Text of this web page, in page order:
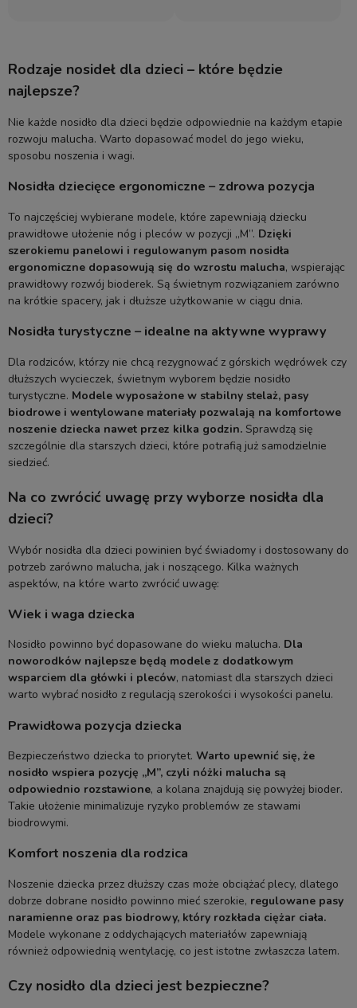
Rodzaje nosideł dla dzieci – które będzie
najlepsze?
Nie każde nosidło dla dzieci będzie odpowiednie na każdym etapie
rozwoju malucha. Warto dopasować model do jego wieku,
sposobu noszenia i wagi.
Nosidła dziecięce ergonomiczne – zdrowa pozycja
To najczęściej wybierane modele, które zapewniają dziecku
prawidłowe ułożenie nóg i pleców w pozycji „M”. Dzięki
szerokiemu panelowi i regulowanym pasom nosidła
ergonomiczne dopasowują się do wzrostu malucha, wspierając
prawidłowy rozwój bioderek. Są świetnym rozwiązaniem zarówno
na krótkie spacery, jak i dłuższe użytkowanie w ciągu dnia.
Nosidła turystyczne – idealne na aktywne wyprawy
Dla rodziców, którzy nie chcą rezygnować z górskich wędrówek czy
dłuższych wycieczek, świetnym wyborem będzie nosidło
turystyczne. Modele wyposażone w stabilny stelaż, pasy
biodrowe i wentylowane materiały pozwalają na komfortowe
noszenie dziecka nawet przez kilka godzin. Sprawdzą się
szczególnie dla starszych dzieci, które potrafią już samodzielnie
siedzieć.
Na co zwrócić uwagę przy wyborze nosidła dla
dzieci?
Wybór nosidła dla dzieci powinien być świadomy i dostosowany do
potrzeb zarówno malucha, jak i noszącego. Kilka ważnych
aspektów, na które warto zwrócić uwagę:
Wiek i waga dziecka
Nosidło powinno być dopasowane do wieku malucha. Dla
noworodków najlepsze będą modele z dodatkowym
wsparciem dla główki i pleców, natomiast dla starszych dzieci
warto wybrać nosidło z regulacją szerokości i wysokości panelu.
Prawidłowa pozycja dziecka
Bezpieczeństwo dziecka to priorytet. Warto upewnić się, że
nosidło wspiera pozycję „M”, czyli nóżki malucha są
odpowiednio rozstawione, a kolana znajdują się powyżej bioder.
Takie ułożenie minimalizuje ryzyko problemów ze stawami
biodrowymi.
Komfort noszenia dla rodzica
Noszenie dziecka przez dłuższy czas może obciążać plecy, dlatego
dobrze dobrane nosidło powinno mieć szerokie, regulowane pasy
naramienne oraz pas biodrowy, który rozkłada ciężar ciała.
Modele wykonane z oddychających materiałów zapewniają
również odpowiednią wentylację, co jest istotne zwłaszcza latem.
Czy nosidło dla dzieci jest bezpieczne?